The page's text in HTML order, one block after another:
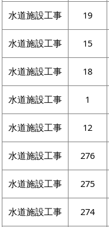
水道施設工事
19
水道施設工事
15
水道施設工事
18
水道施設工事
1
水道施設工事
12
水道施設工事
276
水道施設工事
275
水道施設工事
274